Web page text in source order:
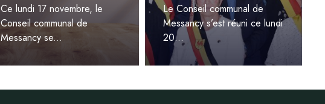
Ce lundi 17 novembre, le
Conseil communal de
Messancy se...
Le Conseil communal de
Messancy s’est réuni ce lundi
20...